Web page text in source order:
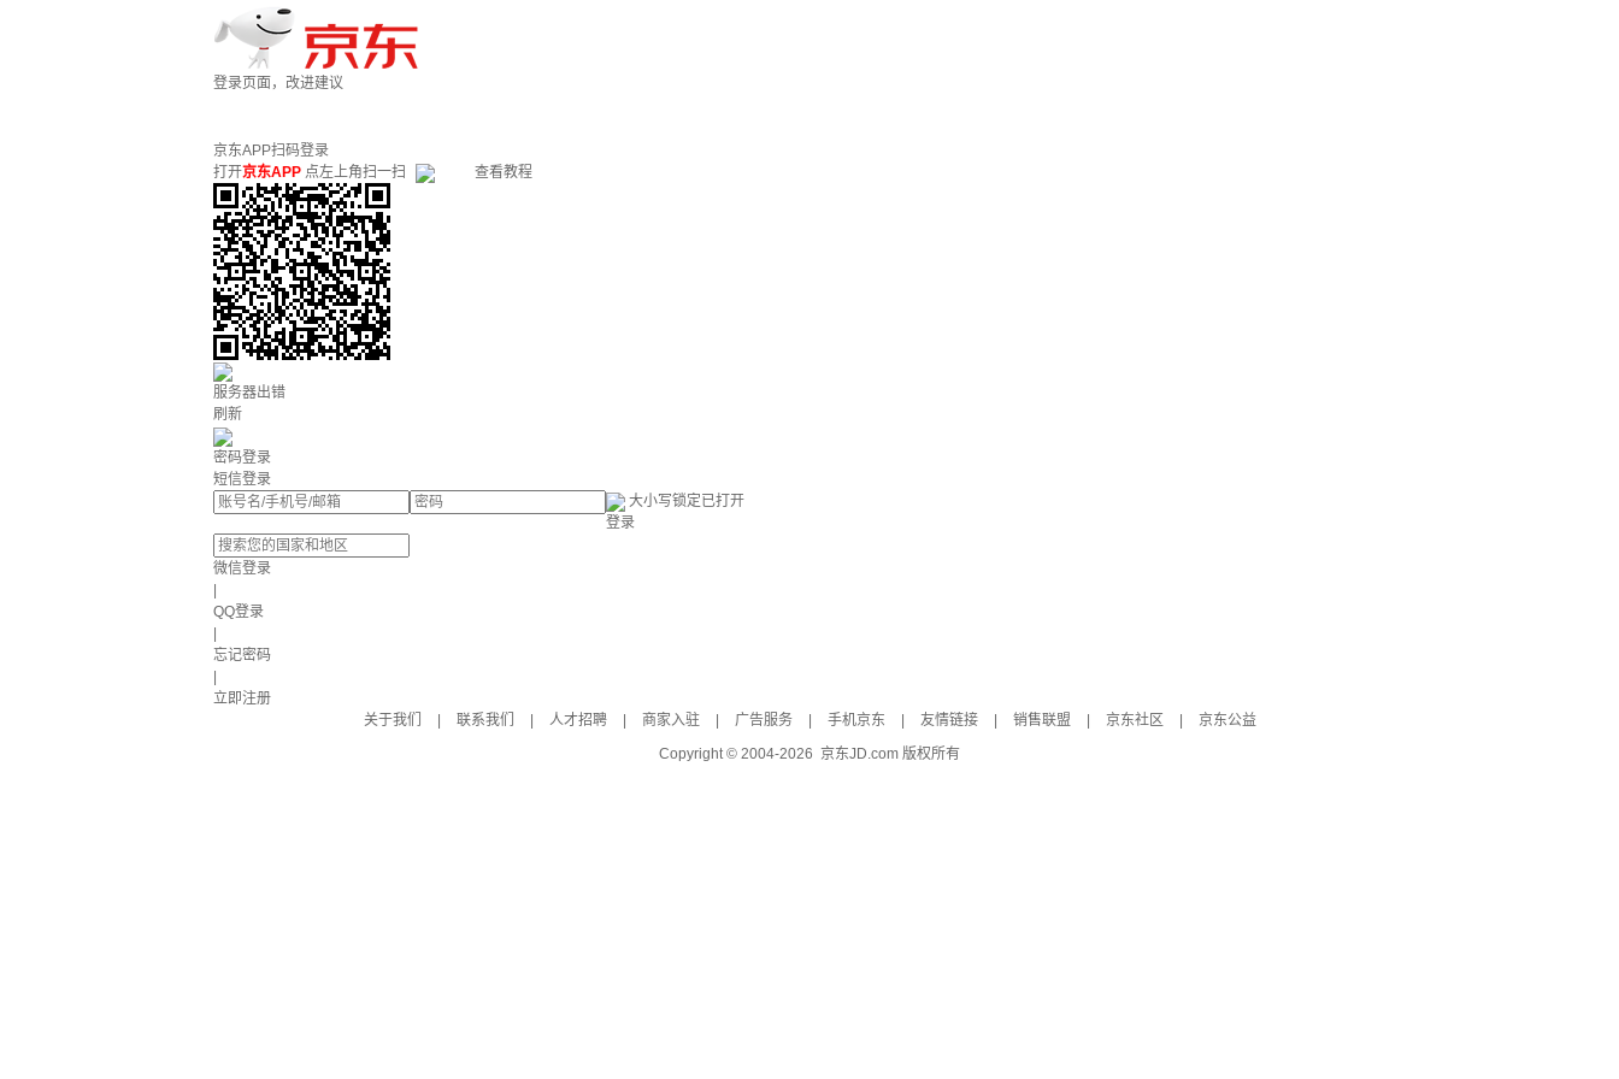
登录页面，改进建议
京东APP扫码登录
打开京东APP 点左上角扫一扫 查看教程
服务器出错
刷新
密码登录
短信登录
大小写锁定已打开
登录
微信登录
QQ登录
忘记密码
立即注册
关于我们
联系我们 人才招聘 商家入驻 广告服务 手机京东 友情链接 销售联盟 京东社区
京东公益
Copyright © 2004-2026 京东JD.com 版权所有